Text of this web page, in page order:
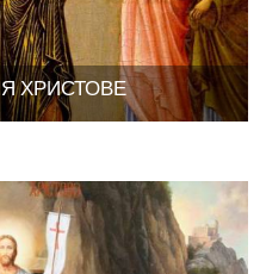
ХРИСТОВЕ